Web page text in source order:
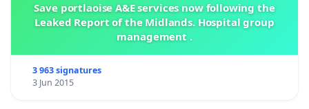
Save portlaoise A&E services now following the
Leaked Report of the Midlands. Hospital group
management .
3 963 signatures
3 Jun 2015